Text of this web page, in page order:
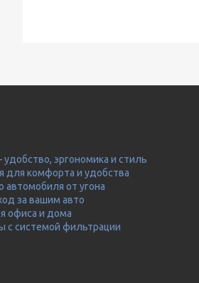
эргономика и стиль
для комфорта и удобства
автомобиля от угона
за вашим авто
офиса и дома
с системой фильтрации